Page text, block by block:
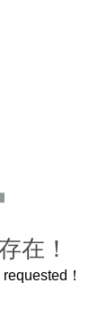
在！
！